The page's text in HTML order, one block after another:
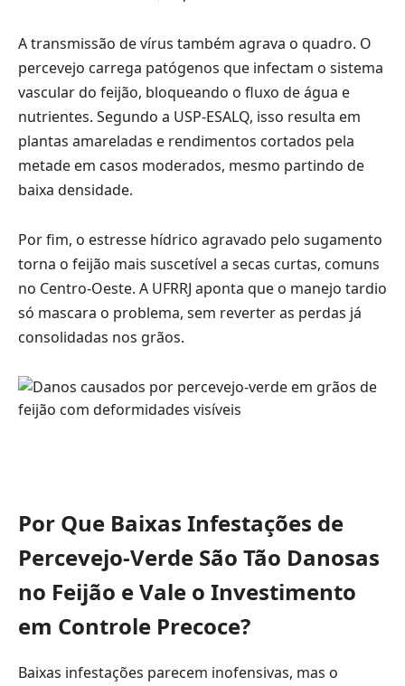
A transmissão de vírus também agrava o quadro. O
percevejo carrega patógenos que infectam o sistema
vascular do feijão, bloqueando o fluxo de água e
nutrientes. Segundo a USP-ESALQ, isso resulta em
plantas amareladas e rendimentos cortados pela
metade em casos moderados, mesmo partindo de
baixa densidade.
Por fim, o estresse hídrico agravado pelo sugamento
torna o feijão mais suscetível a secas curtas, comuns
no Centro-Oeste. A UFRRJ aponta que o manejo tardio
só mascara o problema, sem reverter as perdas já
consolidadas nos grãos.
Por Que Baixas Infestações de
Percevejo-Verde São Tão Danosas
no Feijão e Vale o Investimento
em Controle Precoce?
Baixas infestações parecem inofensivas, mas o